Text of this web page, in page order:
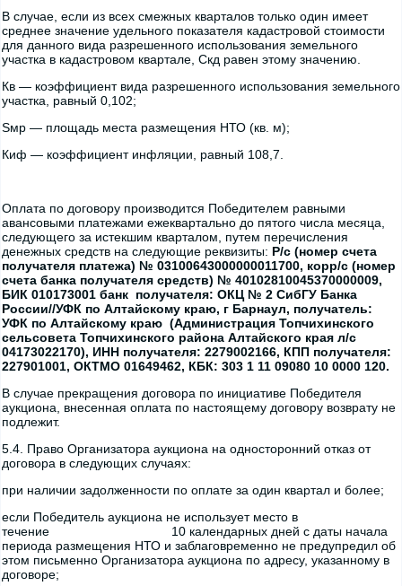
В случае, если из всех смежных кварталов только один имеет
среднее значение удельного показателя кадастровой стоимости
для данного вида разрешенного использования земельного
участка в кадастровом квартале, Скд равен этому значению.
Кв — коэффициент вида разрешенного использования земельного
участка, равный 0,102;
Sмр — площадь места размещения НТО (кв. м);
Киф — коэффициент инфляции, равный 108,7.
Оплата по договору производится Победителем равными
авансовыми платежами ежеквартально до пятого числа месяца,
следующего за истекшим кварталом, путем перечисления
денежных средств на следующие реквизиты: Р/с (номер счета
получателя платежа) № 03100643000000011700, корр/с (номер
счета банка получателя средств) № 40102810045370000009,
БИК 010173001 банк получателя: ОКЦ № 2 СибГУ Банка
России//УФК по Алтайскому краю, г Барнаул, получатель:
УФК по Алтайскому краю (Администрация Топчихинского
сельсовета Топчихинского района Алтайского края л/с
04173022170), ИНН получателя: 2279002166, КПП получателя:
227901001, ОКТМО 01649462, КБК: 303 1 11 09080 10 0000 120.
В случае прекращения договора по инициативе Победителя
аукциона, внесенная оплата по настоящему договору возврату не
подлежит.
5.4. Право Организатора аукциона на односторонний отказ от
договора в следующих случаях:
при наличии задолженности по оплате за один квартал и более;
если Победитель аукциона не использует место в
течение 10 календарных дней с даты начала
периода размещения НТО и заблаговременно не предупредил об
этом письменно Организатора аукциона по адресу, указанному в
договоре;